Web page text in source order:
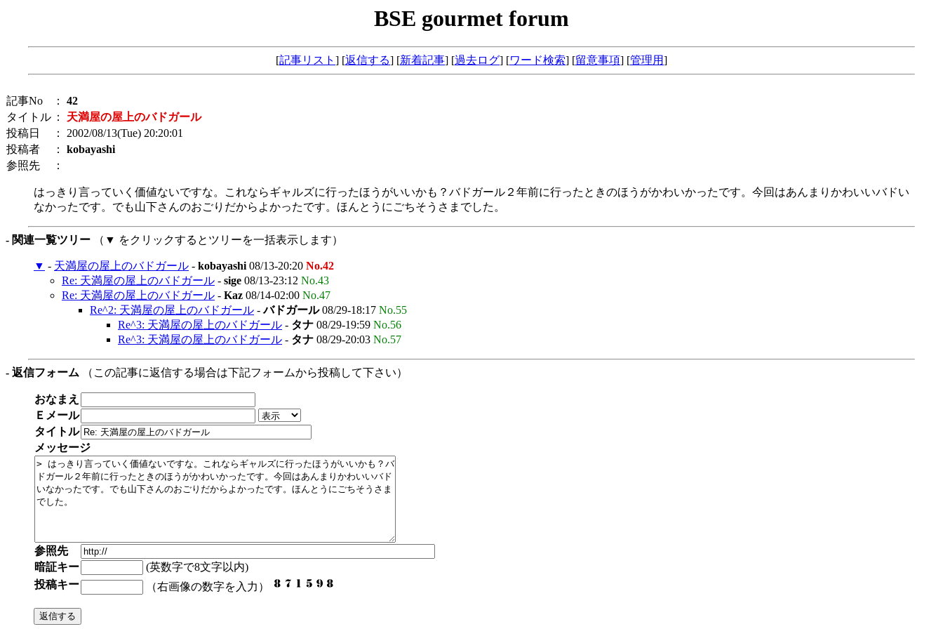
BSE gourmet forum
[記事リスト ] [返信する] [新着記事] [過去ログ] [ワード検索] [留意事項] [管理用]
記事No ： 42
タイトル ： 天満屋の屋上のバドガール
投稿日
： 2002/08/13(Tue) 20:20:01
投稿者
： kobayashi
参照先
：
はっきり言っていく価値ないですな。これならギャルズに行ったほうがいいかも？バドガール２年前に行ったときのほうがかわいかったです。今回はあんまりかわいいバドい
なかったです。でも山下さんのおごりだからよかったです。ほんとうにごちそうさまでした。
- 関連一覧ツリー （▼ をクリックするとツリーを一括表示します）
▼ - 天満屋の屋上のバドガール - kobayashi08/13-20:20 No.42
Re: 天満屋の屋上のバドガール - sige 08/13-23:12 No.43
Re: 天満屋の屋上のバドガール - Kaz 08/14-02:00 No.47
Re^2: 天満屋の屋上のバドガール -バドガール08/29-18:17 No.55
Re^3: 天満屋の屋上のバドガール - タナ 08/29-19:59 No.56
Re^3: 天満屋の屋上のバドガール - タナ 08/29-20:03 No.57
- 返信フォーム （この記事に返信する場合は下記フォームから投稿して下さい）
おなまえ
Ｅメール
タイトル
メッセージ
参照先
暗証キー
(英数字で8文字以内)
投稿キー
（右画像の数字を入力）